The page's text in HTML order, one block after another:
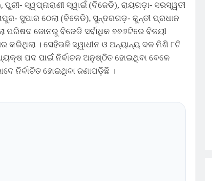
ସ୍ୱପ୍ନାରାଣୀ ସ୍ୱାଇଁ (ବିଜେଡି), ରାୟଗଡ଼ା- ସରସ୍ୱତୀ
ସୁପାର ଠେଲା (ବିଜେଡି), ସୁନ୍ଦରଗଡ଼- କୁନ୍ତୀ ପ୍ରଧାନ
ପରିଷଦ ଜୋନରୁ ବିଜେଡି ସର୍ବାଧିକ ୭୬୬ଟିରେ ବିଜୟୀ
। ସେହିଭଳି ସ୍ୱାଧୀନ ଓ ଅନ୍ୟାନ୍ୟ ଦଳ ମିଶି ୮ଟି
ପଦ ପାଇଁ ନିର୍ବାଚନ ଅନୁଷ୍ଠିତ ହୋଇଥିବା ବେଳେ
ନିର୍ବାଚିତ ହୋଇଥିବା ଜଣାପଡ଼ିଛି ।